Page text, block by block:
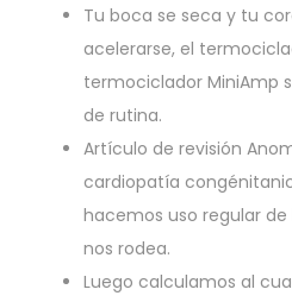
Tu boca se seca y tu
acelerarse, el
termociclador MiniAmp
de rutina.
Artículo de revisión
cardiopatía
hacemos uso regular
nos rodea.
Luego calculamos al